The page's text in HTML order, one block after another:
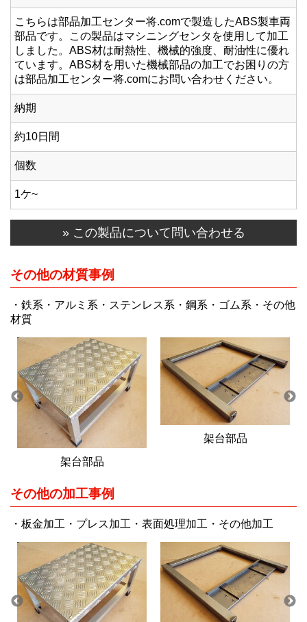
こちらは部品加工センター将.comで製造したABS製車両
部品です。この製品はマシニングセンタを使用して加工
しました。ABS材は耐熱性、機械的強度、耐油性に優れ
ています。ABS材を用いた機械部品の加工でお困りの方
は部品加工センター将.comにお問い合わせください。
納期
約10日間
個数
1ケ~
» この製品について問い合わせる
その他の材質事例
・鉄系・アルミ系・ステンレス系・鋼系・ゴム系・その他
材質
架台部品
架台部品
その他の加工事例
・板金加工・プレス加工・表面処理加工・その他加工